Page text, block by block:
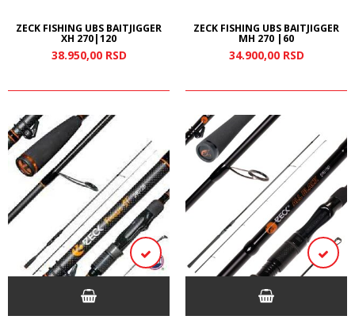
ZECK FISHING UBS BAITJIGGER
XH 270|120
38.950,00 RSD
ZECK FISHING UBS BAITJIGGER
MH 270 |60
34.900,00 RSD